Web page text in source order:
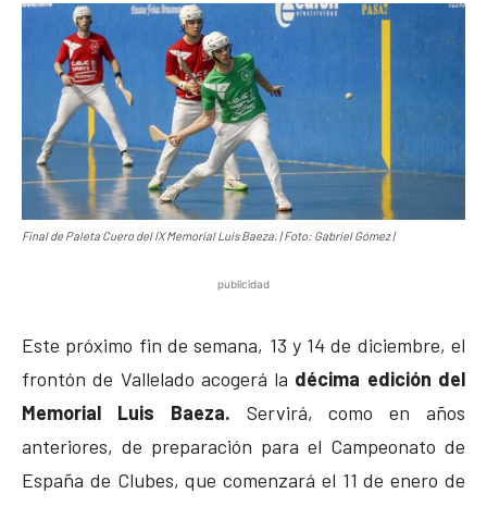
Final de Paleta Cuero del IX Memorial Luis Baeza. | Foto: Gabriel Gómez |
publicidad
Este próximo fin de semana, 13 y 14 de diciembre, el
frontón de Vallelado acogerá la décima edición del
Memorial Luis Baeza. Servirá, como en años
anteriores, de preparación para el Campeonato de
España de Clubes, que comenzará el 11 de enero de